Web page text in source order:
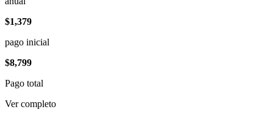
$1,379
pago inicial
$8,799
Pago total
Ver completo